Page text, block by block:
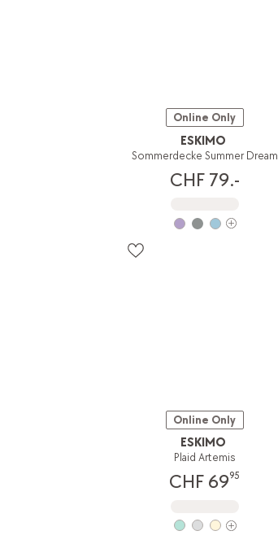
Online Only
ESKIMO
Sommerdecke Summer Dream
CHF 79.-
Online Only
ESKIMO
Plaid Artemis
CHF 6995